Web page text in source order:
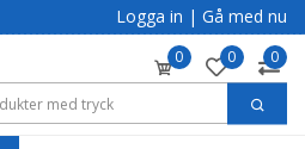
Logga in | Gå med nu
0 0 0